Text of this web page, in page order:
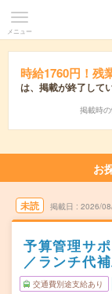
メニュー
時給1760円！残
は、掲載が終了して
掲載時の
お
未読 掲載日 2026/
予算管理サ
／ランチ代
交通費別途支給あり